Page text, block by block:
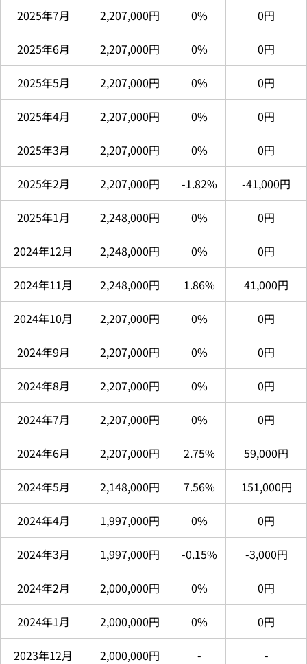
2025年7月 2,207,000円 0% 0円
2025年6月 2,207,000円 0% 0円
2025年5月 2,207,000円 0% 0円
2025年4月 2,207,000円 0% 0円
2025年3月 2,207,000円 0% 0円
2025年2月 2,207,000円 -1.82% -41,000円
2025年1月 2,248,000円 0% 0円
2024年12月 2,248,000円 0% 0円
2024年11月 2,248,000円 1.86% 41,000円
2024年10月 2,207,000円 0% 0円
2024年9月 2,207,000円 0% 0円
2024年8月 2,207,000円 0% 0円
2024年7月 2,207,000円 0% 0円
2024年6月 2,207,000円 2.75% 59,000円
2024年5月 2,148,000円 7.56% 151,000円
2024年4月 1,997,000円 0% 0円
2024年3月 1,997,000円 -0.15% -3,000円
2024年2月 2,000,000円 0% 0円
2024年1月 2,000,000円 0% 0円
2023年12月 2,000,000円 - -